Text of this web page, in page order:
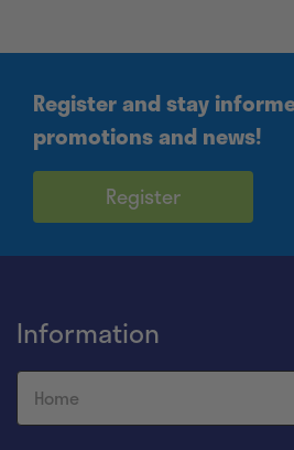
Register and stay
promotions and news!
Register
Information
Home